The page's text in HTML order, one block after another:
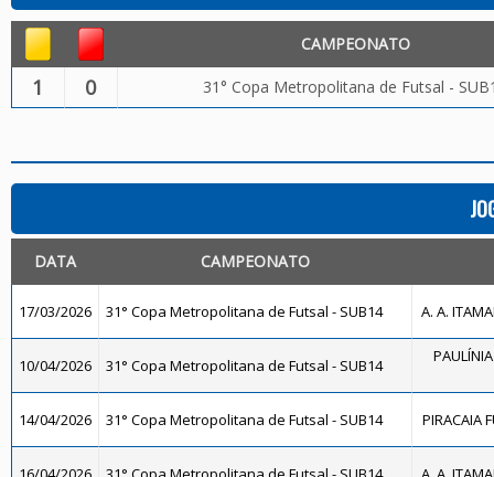
CAMPEONATO
1 0 31° Copa Metropolitana de Futsal -
DATA CAMPEONATO
17/03/2026 31° Copa Metropolitana de Futsal - SUB14 A. A.
10/04/2026 31° Copa Metropolitana de Futsal - SUB14
14/04/2026 31° Copa Metropolitana de Futsal - SUB14 PIRACAIA